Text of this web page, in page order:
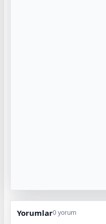
Yorumlar0 yorum